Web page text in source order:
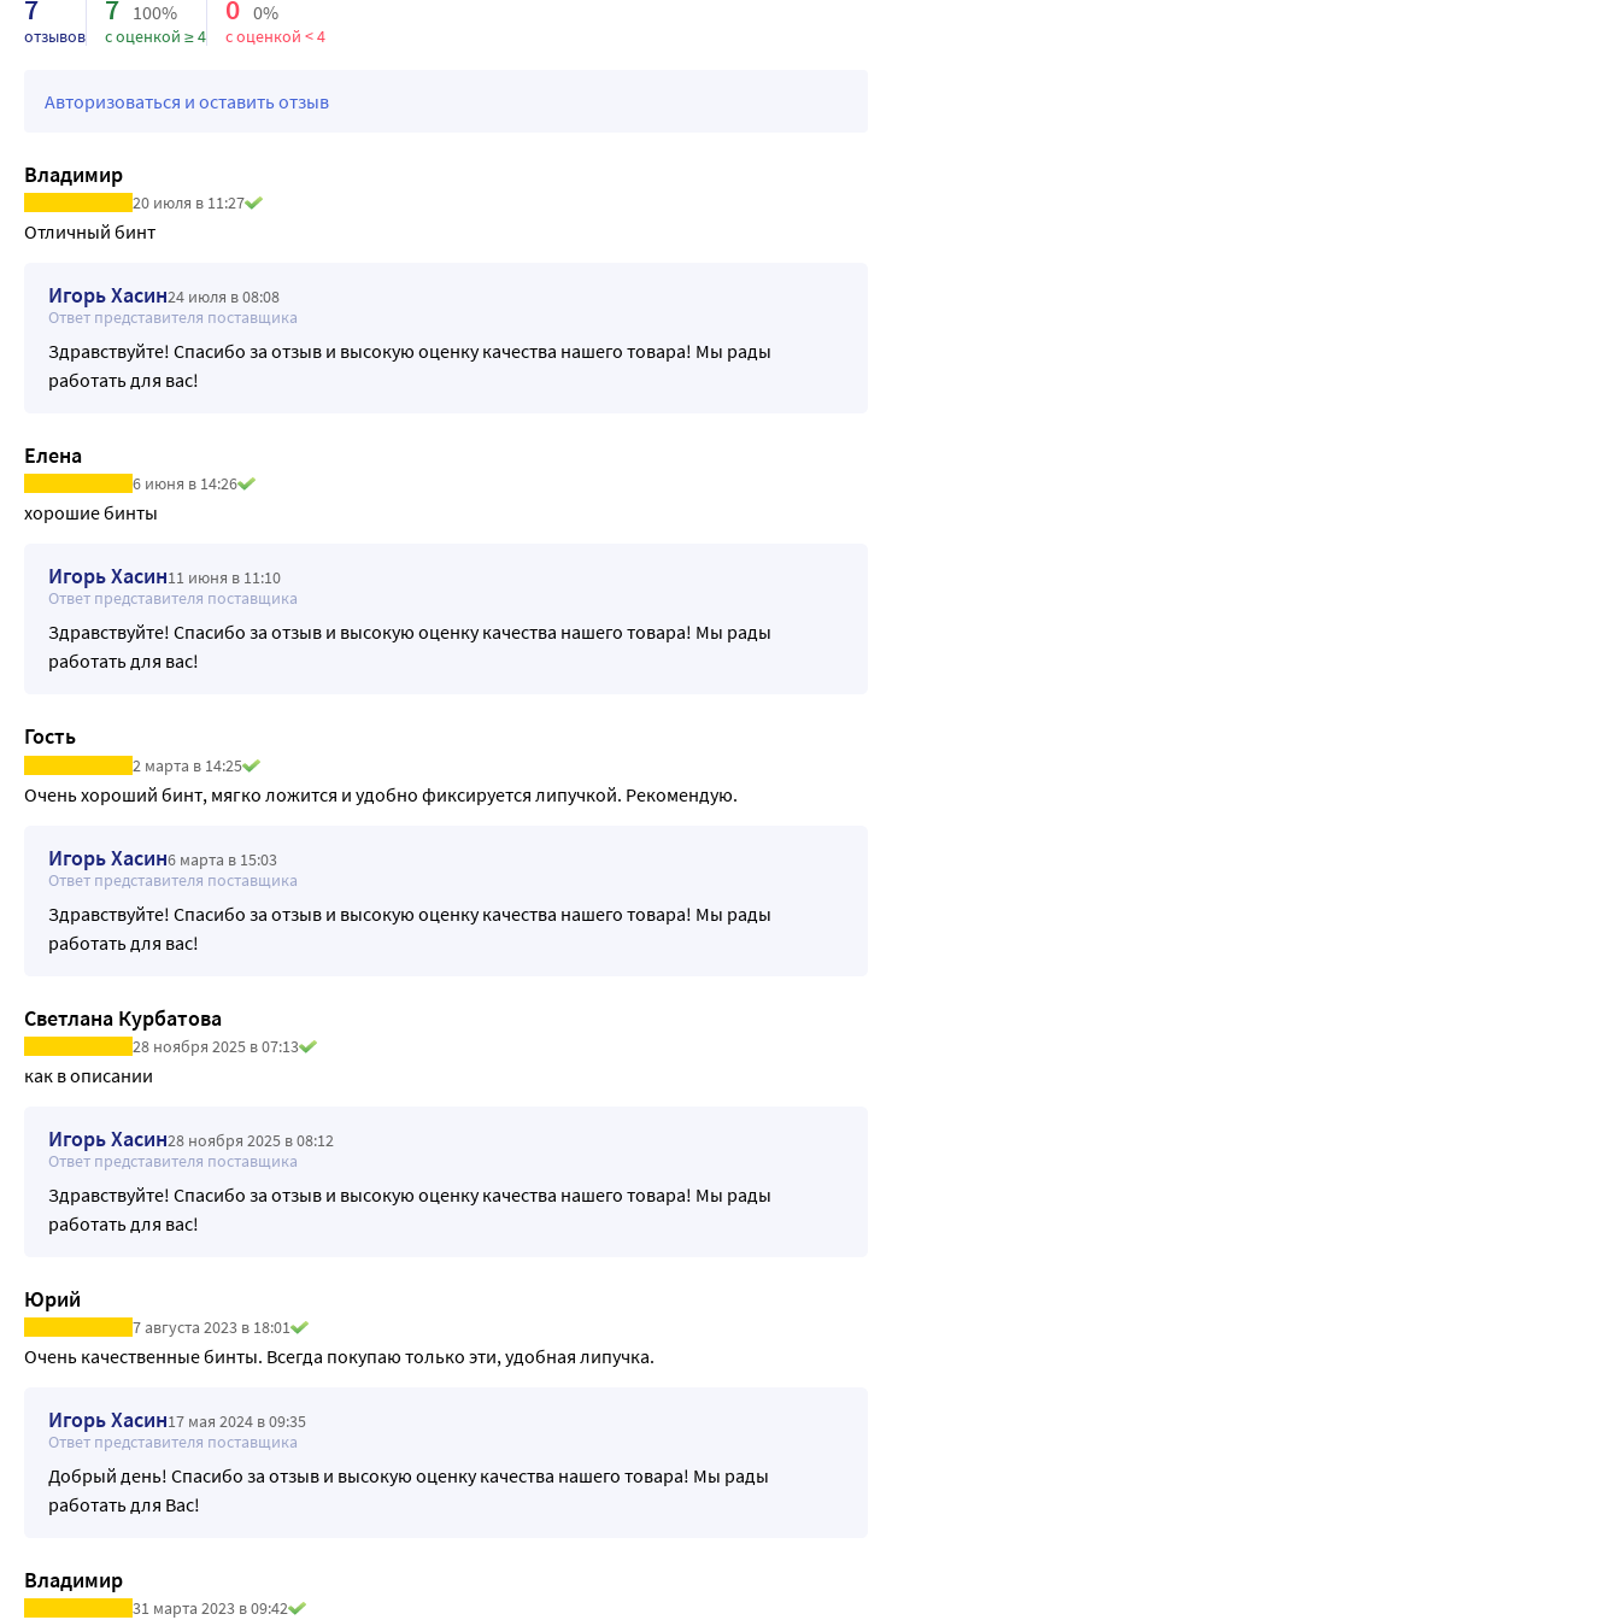
полотна делают использование удобным.
ДОЛГОВЕЧНОСТЬ
стабильную компрессию после многократных стирок.
7
отзывов
7 100%
с оценкой ≥ 4
0 0%
с оценкой < 4
Авторизоваться и оставить отзыв
Владимир
20 июля в 11:27
Отличный бинт
Игорь Хасин24 июля в 08:08
Ответ представителя поставщика
Здравствуйте! Спасибо за отзыв и высокую оценку качества нашего товара! Мы рады
работать для вас!
Елена
6 июня в 14:26
хорошие бинты
Игорь Хасин11 июня в 11:10
Ответ представителя поставщика
Здравствуйте! Спасибо за отзыв и высокую оценку качества нашего товара! Мы рады
работать для вас!
Гость
2 марта в 14:25
Очень хороший бинт, мягко ложится и удобно фиксируется липучкой. Рекомендую.
Игорь Хасин6 марта в 15:03
Ответ представителя поставщика
Здравствуйте! Спасибо за отзыв и высокую оценку качества нашего товара! Мы рады
работать для вас!
Светлана Курбатова
28 ноября 2025 в 07:13
как в описании
Игорь Хасин28 ноября 2025 в 08:12
Ответ представителя поставщика
Здравствуйте! Спасибо за отзыв и высокую оценку качества нашего товара! Мы рады
работать для вас!
Юрий
7 августа 2023 в 18:01
Очень качественные бинты. Всегда покупаю только эти, удобная липучка.
Игорь Хасин17 мая 2024 в 09:35
Ответ представителя поставщика
Добрый день! Спасибо за отзыв и высокую оценку качества нашего товара! Мы рады
работать для Вас!
Владимир
31 марта 2023 в 09:42